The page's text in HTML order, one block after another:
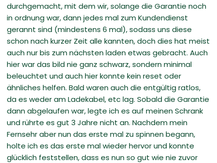
durchgemacht, mit dem wir, solange die Garantie noch
in ordnung war, dann jedes mal zum Kundendienst
gerannt sind (mindestens 6 mal), sodass uns diese
schon nach kurzer Zeit alle kannten, doch dies hat meist
auch nur bis zum nächsten laden etwas gebracht. Auch
hier war das bild nie ganz schwarz, sondern minimal
beleuchtet und auch hier konnte kein reset oder
ähnliches helfen. Bald waren auch die entgültig ratlos,
da es weder am Ladekabel, etc lag. Sobald die Garantie
dann abgelaufen war, legte ich es auf meinen Schrank
und rührte es gut 3 Jahre nicht an. Nachdem mein
Fernsehr aber nun das erste mal zu spinnen begann,
holte ich es das erste mal wieder hervor und konnte
glücklich feststellen, dass es nun so gut wie nie zuvor